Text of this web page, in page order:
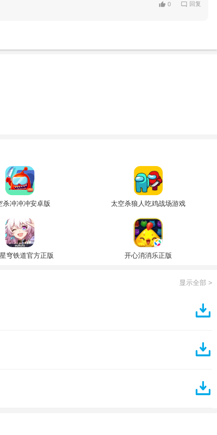
0 回复
杀冲冲冲安卓版 太空杀狼人吃鸡战场游戏
穹铁道官方正版 开心消消乐正版
显示全部 >